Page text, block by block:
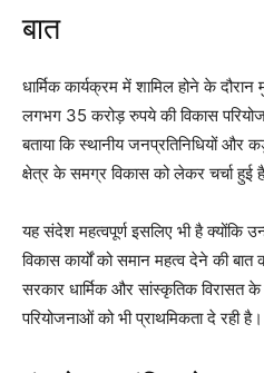
बात
धार्मिक कार्यक्रम में शामिल होने के
लगभग 35 करोड़ रुपये की विकास
बताया कि स्थानीय जनप्रतिनिधियों और
क्षेत्र के समग्र विकास को लेकर चर्चा हुई
यह संदेश महत्वपूर्ण इसलिए भी है क्योंकि
विकास कार्यों को समान महत्व देने की
सरकार धार्मिक और सांस्कृतिक विरासत
परियोजनाओं को भी प्राथमिकता दे रही है।